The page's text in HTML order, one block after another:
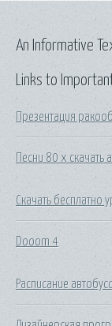
Links to
Презентация
Песни 80 х скачать
Скачать бесплатно
Dooom 4
Расписание
An Informative